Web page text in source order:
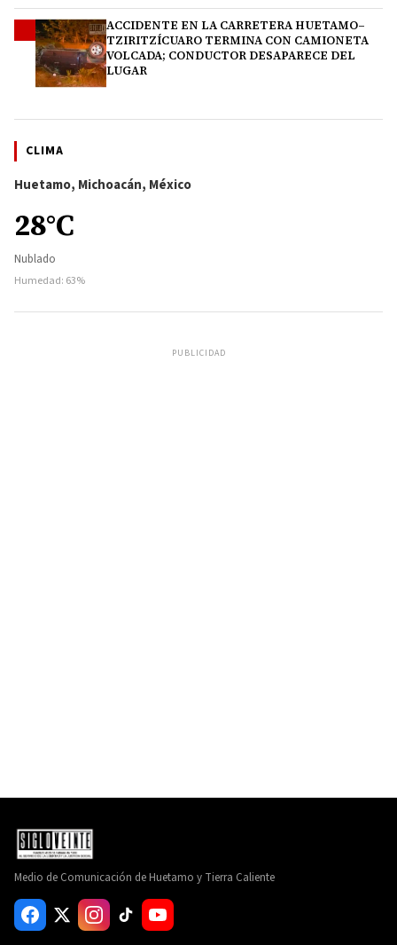
ACCIDENTE EN LA CARRETERA HUETAMO–
TZIRITZÍCUARO TERMINA CON CAMIONETA
VOLCADA; CONDUCTOR DESAPARECE DEL
LUGAR
CLIMA
Huetamo, Michoacán, México
28°C
Nublado
Humedad: 63%
PUBLICIDAD
Medio de Comunicación de Huetamo y Tierra Caliente